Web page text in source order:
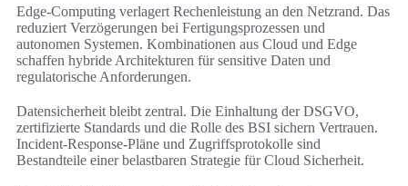
Edge-Computing verlagert Rechenleistung an den Netzrand. Das
reduziert Verzögerungen bei Fertigungsprozessen und
autonomen Systemen. Kombinationen aus Cloud und Edge
schaffen hybride Architekturen für sensitive Daten und
regulatorische Anforderungen.
Datensicherheit bleibt zentral. Die Einhaltung der DSGVO,
zertifizierte Standards und die Rolle des BSI sichern Vertrauen.
Incident-Response-Pläne und Zugriffsprotokolle sind
Bestandteile einer belastbaren Strategie für Cloud Sicherheit.